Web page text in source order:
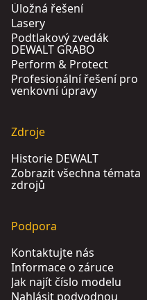
Úložná řešení
Lasery
Podtlakový zvedák
DEWALT GRABO
Perform & Protect
Profesionální řešení pro
venkovní úpravy
Zdroje
Historie DEWALT
Zobrazit všechna témata
zdrojů
Podpora
Kontaktujte nás
Informace o záruce
Jak najít číslo modelu
Nahlásit podvodnou